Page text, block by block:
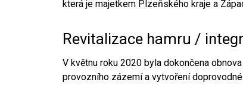
která je majetkem Plzeňského kraje a
Revitalizace hamru /
V květnu roku 2020 byla dokončena
provozního zázemí a vytvoření